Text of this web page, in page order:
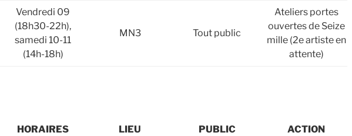
Vendredi 09
(18h30-22h),
samedi 10-11
(14h-18h)
MN3 Tout public
Ateliers portes
ouvertes de Seize
mille (2e artiste en
attente)
HORAIRES LIEU PUBLIC ACTION